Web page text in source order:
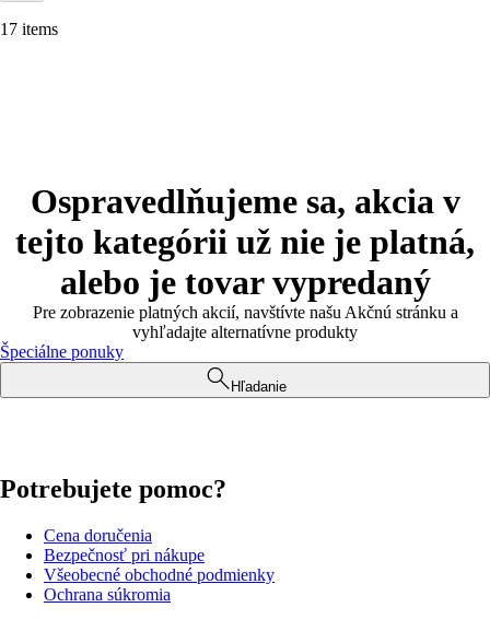
17 items
Ospravedlňujeme sa, akcia v
tejto kategórii už nie je platná,
alebo je tovar vypredaný
Pre zobrazenie platných akcií, navštívte našu Akčnú stránku a
vyhľadajte alternatívne produkty
Špeciálne ponuky
Hľadanie
Potrebujete pomoc?
Cena doručenia
Bezpečnosť pri nákupe
Všeobecné obchodné podmienky
Ochrana súkromia